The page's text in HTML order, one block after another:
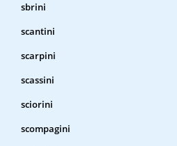
sbrini
scantini
scarpini
scassini
sciorini
scompagini